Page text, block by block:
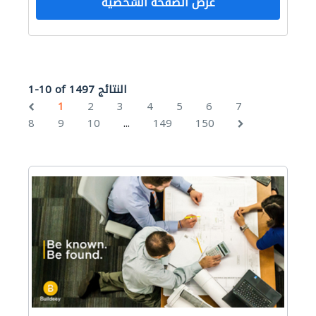
1-10 of 1497 النتائج
1
2 3 4 5 6
7
8
9 10 ... 149 150